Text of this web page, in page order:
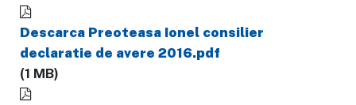
Descarca Preoteasa Ionel consilier
declaratie de avere 2016.pdf
(1 MB)